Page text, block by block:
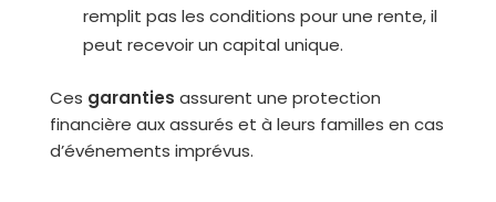
remplit pas les conditions pour une rente, il
peut recevoir un capital unique.
Ces garanties assurent une protection
financière aux assurés et à leurs familles en cas
d’événements imprévus.